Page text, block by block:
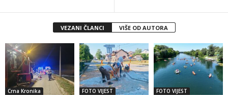
VEZANI ČLANCI VIŠE OD AUTORA
Crna Kronika FOTO VIJEST FOTO VIJEST